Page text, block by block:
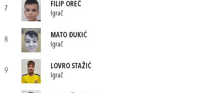
7
FILIP OREČ
Igrač
8
MATO ĐUKIĆ
Igrač
9
LOVRO STAŽIĆ
Igrač